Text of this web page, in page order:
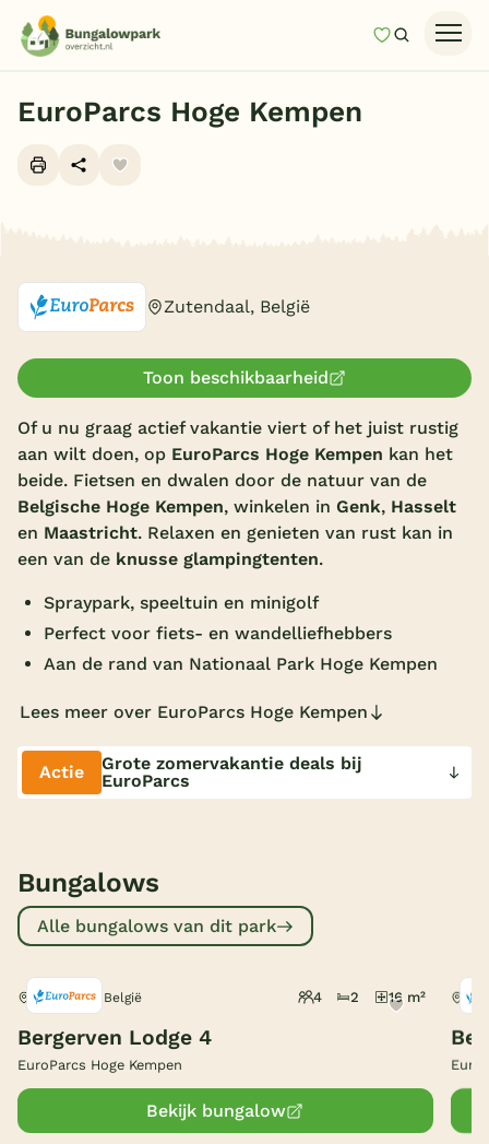
MijnZoeken
Last minutes
Onze vakantiegidsen
Vakantieparken
Subtropisch zwembad
Overdekt zwembad
Wildwaterbaan
Indoor speeltuin
Alle populaire faciliteiten
Bestemmingen
Limburg
Blog
Onze e-boeken
EuroParcs Hoge Kempen
Zutendaal, België
Toon beschikbaarheid
Of u nu graag actief vakantie viert of het juist rustig
aan wilt doen, op EuroParcs Hoge Kempen kan het
beide. Fietsen en dwalen door de natuur van de
Belgische Hoge Kempen, winkelen in Genk, Hasselt
en Maastricht. Relaxen en genieten van rust kan in
een van de knusse glampingtenten.
Spraypark, speeltuin en minigolf
Perfect voor fiets- en wandelliefhebbers
Aan de rand van Nationaal Park Hoge Kempen
Lees meer over EuroParcs Hoge Kempen
Actie
Grote zomervakantie deals bij
EuroParcs
Bungalows
Alle bungalows van dit park
Zutendaal, België 4 2 16 m²
Bergerven Lodge 4
EuroParcs Hoge Kempen
Bekijk bungalow